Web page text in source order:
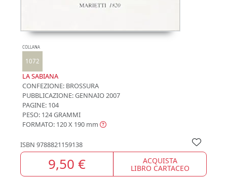
COLLANA
1072
LA SABIANA
CONFEZIONE: BROSSURA
PUBBLICAZIONE:GENNAIO 2007
PAGINE: 104
PESO: 124 GRAMMI
FORMATO: 120 X 190 mm
ISBN 9788821159138
9,50 € ACQUISTA
LIBRO CARTACEO